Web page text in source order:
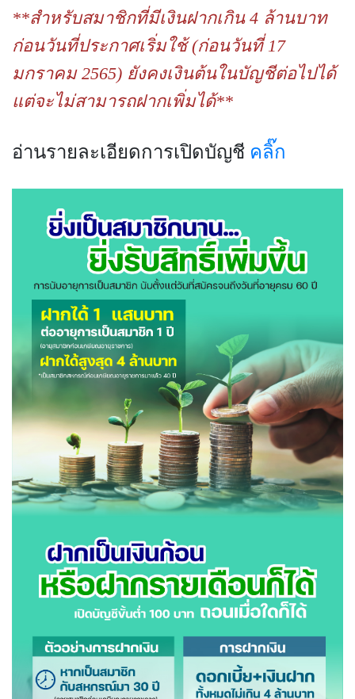
**สำหรับสมาชิกที่มีเงินฝากเกิน 4 ล้านบาท
ก่อนวันที่ประกาศเริ่มใช้ (ก่อนวันที่ 17
มกราคม 2565) ยังคงเงินต้นในบัญชีต่อไปได้
แต่จะไม่สามารถฝากเพิ่มได้**
อ่านรายละเอียดการเปิดบัญชี คลิ๊ก